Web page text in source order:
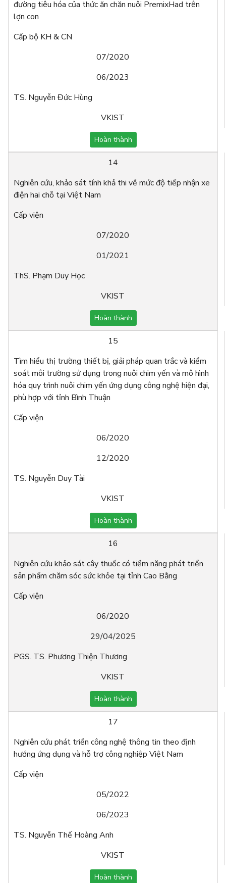
đường tiêu hóa của thức ăn chăn nuôi PremixHad trên
lợn con
Cấp bộ KH & CN
07/2020
06/2023
TS. Nguyễn Đức Hùng
VKIST
Hoàn thành
14
Nghiên cứu, khảo sát tính khả thi về mức độ tiếp nhận xe
điện hai chỗ tại Việt Nam
Cấp viện
07/2020
01/2021
ThS. Phạm Duy Học
VKIST
Hoàn thành
15
Tìm hiểu thị trường thiết bị, giải pháp quan trắc và kiểm
soát môi trường sử dụng trong nuôi chim yến và mô hình
hóa quy trình nuôi chim yến ứng dụng công nghệ hiện đại,
phù hợp với tỉnh Bình Thuận
Cấp viện
06/2020
12/2020
TS. Nguyễn Duy Tài
VKIST
Hoàn thành
16
Nghiên cứu khảo sát cây thuốc có tiềm năng phát triển
sản phẩm chăm sóc sức khỏe tại tỉnh Cao Bằng
Cấp viện
06/2020
29/04/2025
PGS. TS. Phương Thiện Thương
VKIST
Hoàn thành
17
Nghiên cứu phát triển công nghệ thông tin theo định
hướng ứng dụng và hỗ trợ công nghiệp Việt Nam
Cấp viện
05/2022
06/2023
TS. Nguyễn Thế Hoàng Anh
VKIST
Hoàn thành